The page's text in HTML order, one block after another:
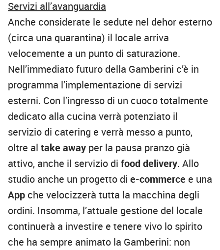
Servizi all’avanguardia
Anche considerate le sedute nel dehor esterno
(circa una quarantina) il locale arriva
velocemente a un punto di saturazione.
Nell’immediato futuro della Gamberini c’è in
programma l’implementazione di servizi
esterni. Con l’ingresso di un cuoco totalmente
dedicato alla cucina verrà potenziato il
servizio di catering e verrà messo a punto,
oltre al take away per la pausa pranzo già
attivo, anche il servizio di food delivery. Allo
studio anche un progetto di e-commerce e una
App che velocizzerà tutta la macchina degli
ordini. Insomma, l’attuale gestione del locale
continuerà a investire e tenere vivo lo spirito
che ha sempre animato la Gamberini: non